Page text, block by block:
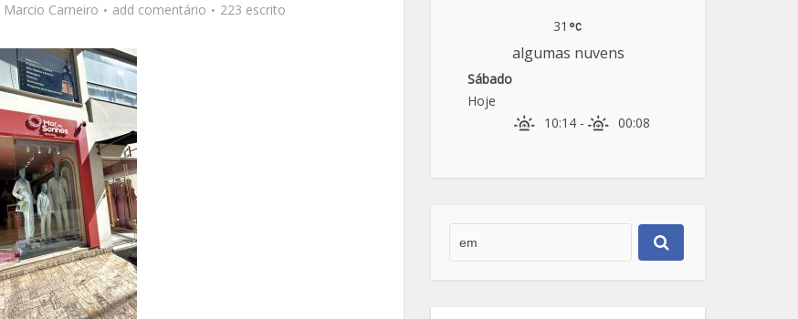
Marcio Carneiro add comentário 223 escrito
31
algumas nuvens
Sábado
Hoje
10:14 - 00:08